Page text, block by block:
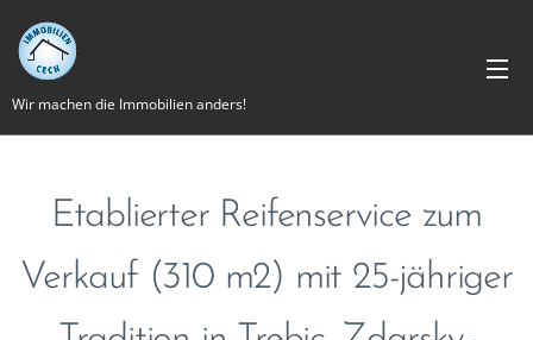
Wir machen die Immobilien anders!
Etablierter Reifenservice zum
Verkauf (310 m2) mit 25-jähriger